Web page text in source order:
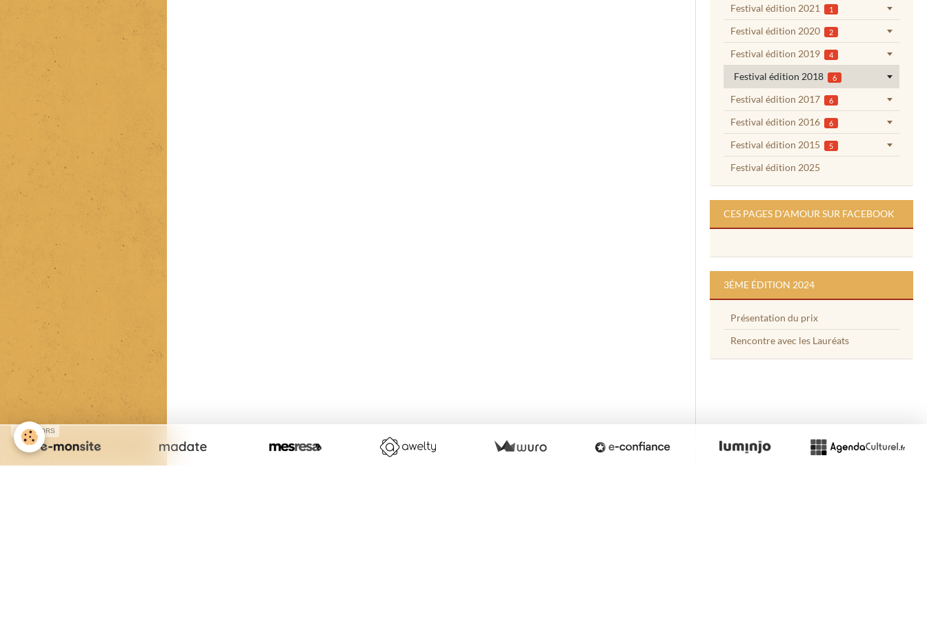
Festival édition 2021 1
Festival édition 2020 2
Festival édition 2019 4
Festival édition 2018 6
Festival édition 2017 6
Festival édition 2016 6
Festival édition 2015 5
Festival édition 2025
CES PAGES D'AMOUR SUR FACEBOOK
3ÉME ÉDITION 2024
Présentation du prix
Rencontre avec les Lauréats
SPONSORS